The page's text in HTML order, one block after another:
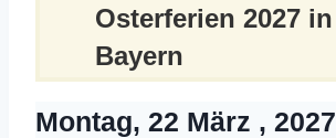
Osterferien 2027 in
Bayern
Montag, 22 März , 2027